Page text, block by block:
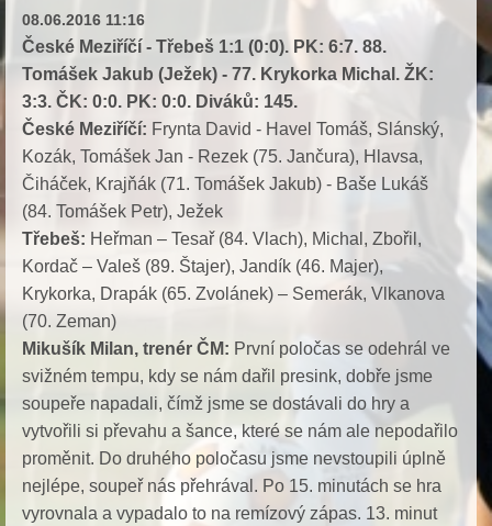
08.06.2016 11:16
České Meziříčí - Třebeš 1:1 (0:0). PK: 6:7. 88.
Tomášek Jakub (Ježek) - 77. Krykorka Michal. ŽK:
3:3. ČK: 0:0. PK: 0:0. Diváků: 145.
České Meziříčí: Frynta David - Havel Tomáš, Slánský,
Kozák, Tomášek Jan - Rezek (75. Jančura), Hlavsa,
Čiháček, Krajňák (71. Tomášek Jakub) - Baše Lukáš
(84. Tomášek Petr), Ježek
Třebeš: Heřman – Tesař (84. Vlach), Michal, Zbořil,
Kordač – Valeš (89. Štajer), Jandík (46. Majer),
Krykorka, Drapák (65. Zvolánek) – Semerák, Vlkanova
(70. Zeman)
Mikušík Milan, trenér ČM: První poločas se odehrál ve
svižném tempu, kdy se nám dařil presink, dobře jsme
soupeře napadali, čímž jsme se dostávali do hry a
vytvořili si převahu a šance, které se nám ale nepodařilo
proměnit. Do druhého poločasu jsme nevstoupili úplně
nejlépe, soupeř nás přehrával. Po 15. minutách se hra
vyrovnala a vypadalo to na remízový zápas. 13. minut